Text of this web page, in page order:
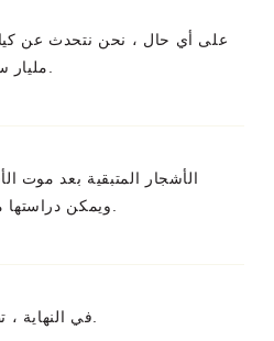
على أي حال ، نحن نتحدث عن
الأشجار المتبقية بعد موت